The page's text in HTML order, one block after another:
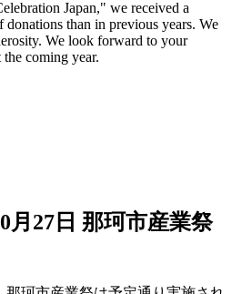
Japan," we received a
than in previous years. We
We look forward to your
coming year.
月27日 那珂市産業祭